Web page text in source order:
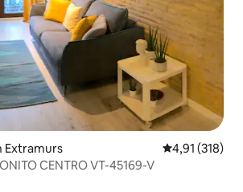
Extramurs Calificación
4,91 (318)
CENTRO VT-45169-V